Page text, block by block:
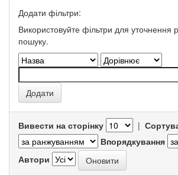
Додати фільтри:
Використовуйте фільтри для уточнення
пошуку.
Вивести на сторінку |
Впорядкування
Автори